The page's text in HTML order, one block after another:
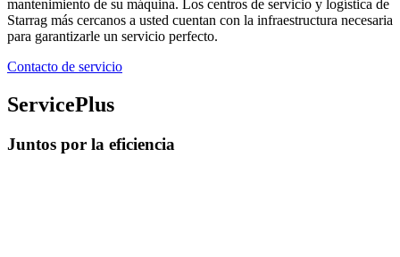
mantenimiento de su máquina. Los centros de servicio y logística de
Starrag más cercanos a usted cuentan con la infraestructura necesaria
para garantizarle un servicio perfecto.
Contacto de servicio
ServicePlus
Juntos por la eficiencia